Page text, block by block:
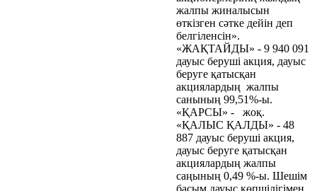
жалпы жиналысын
өткізген сәтке дейін деп
белгіленсін».
«ЖАҚТАЙДЫ» - 9 940 091
дауыс беруші акция, дауыс
беруге қатысқан
акциялардың жалпы
санының 99,51%-ы.
«ҚАРСЫ» - жоқ.
«ҚАЛЫС ҚАЛДЫ» - 48
887 дауыс беруші акция,
дауыс беруге қатысқан
акциялардың жалпы
саңының 0,49 %-ы. Шешім
басым дауыс көпшілігімен